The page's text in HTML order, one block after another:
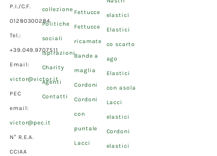
P.I./C.F.
01280300284
Tel.:
+39.049.9707511
Email:
victor@victor.it
PEC
email:
victor@pec.it
N° R.E.A.
CCIAA
collezione
Politiche
sociali
Ispirazioni
Charity
Agenti
Contatti
Fettucce
Fettucce
ricamate
Bande a
maglia
Cordoni
Cordoni
con
puntale
Lacci
elastici
Elastici
co scarto
ago
Elastici
con asola
Lacci
elastici
Cordoni
elastici